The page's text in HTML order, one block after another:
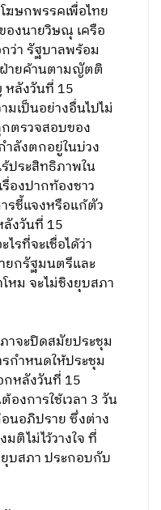
ฆษกพรรคเพื่อไทย
องนายวิษณุ เครือ
ว่า รัฐบาลพร้อม
ายค้านตามญัตติ
ลังวันที่ 15
เป็นอย่างอื่นไปไม่
ตรวจสอบของ
ำลังตกอยู่ในบ่วง
ประสิทธิภาพใน
องปากท้องชาว
รชี้แจงหรือแก้ตัว
งวันที่ 15
รที่จะเชื่อได้ว่า
ยกรัฐมนตรีและ
หม จะไม่ชิงยุบสภา
าจะปิดสมัยประชุม
กำหนดให้ประชุม
หลังวันที่ 15
งการใช้เวลา 3 วัน
นอภิปราย ซึ่งต่าง
ติไม่ไว้วางใจ ที่
บสภา ประกอบกับ